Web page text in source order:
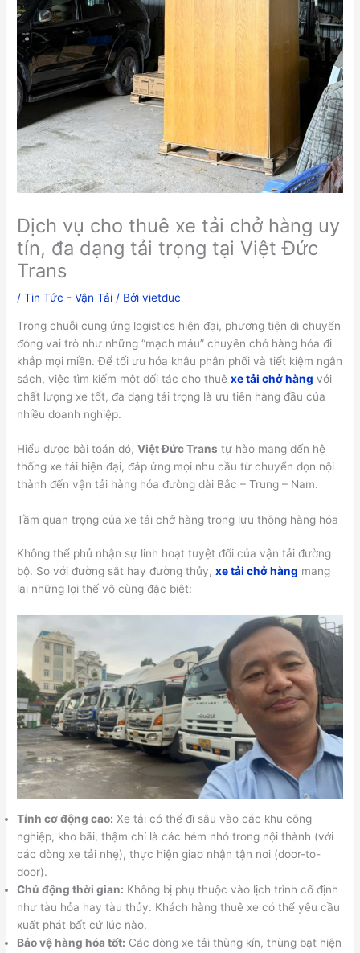
Dịch vụ cho thuê xe tải chở hàng uy
tín, đa dạng tải trọng tại Việt Đức
Trans
/Tin Tức - Vận Tải / Bởivietduc
Trong chuỗi cung ứng logistics hiện đại, phương tiện di chuyển
đóng vai trò như những “mạch máu” chuyên chở hàng hóa đi
khắp mọi miền. Để tối ưu hóa khâu phân phối và tiết kiệm ngân
sách, việc tìm kiếm một đối tác cho thuêxe tải chở hàng với
chất lượng xe tốt, đa dạng tải trọng là ưu tiên hàng đầu của
nhiều doanh nghiệp.
Hiểu được bài toán đó,Việt Đức Trans tự hào mang đến hệ
thống xe tải hiện đại, đáp ứng mọi nhu cầu từ chuyển dọn nội
thành đến vận tải hàng hóa đường dài Bắc – Trung – Nam.
Tầm quan trọng của xe tải chở hàng trong lưu thông hàng hóa
Không thể phủ nhận sự linh hoạt tuyệt đối của vận tải đường
bộ. So với đường sắt hay đường thủy,xe tải chở hàng mang
lại những lợi thế vô cùng đặc biệt:
Tính cơ động cao: Xe tải có thể đi sâu vào các khu công
nghiệp, kho bãi, thậm chí là các hẻm nhỏ trong nội thành (với
các dòng xe tải nhẹ), thực hiện giao nhận tận nơi (door-to-
door).
Chủ động thời gian: Không bị phụ thuộc vào lịch trình cố định
như tàu hỏa hay tàu thủy. Khách hàng thuê xe có thể yêu cầu
xuất phát bất cứ lúc nào.
Bảo vệ hàng hóa tốt: Các dòng xe tải thùng kín, thùng bạt hiện